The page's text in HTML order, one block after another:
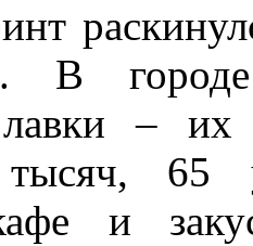
В
– их
тысяч, 65
и